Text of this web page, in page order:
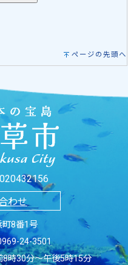
ページの先頭へ
わせ
8番1号
24-3501
時30分～午後5時15分